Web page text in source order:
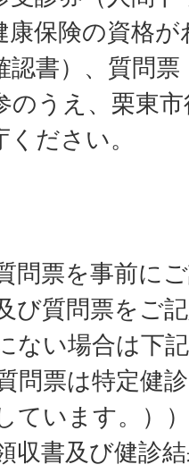
康保険の資格
認書）、質問
のうえ、栗東
ださい。
問票を事前に
び質問票をご
ない場合は下
問票は特定健
ています。））
収書及び健診